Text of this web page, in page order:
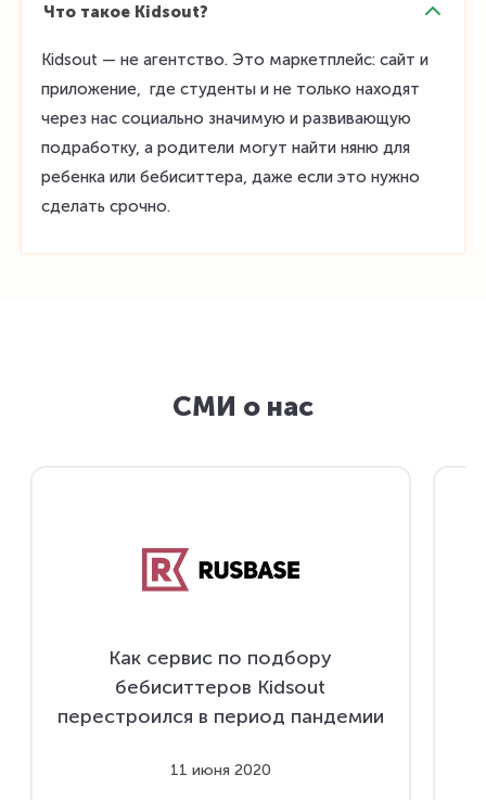
Что такое Kidsout?
Kidsout — не агентство. Это маркетплейс: сайт и
приложение, где студенты и не только находят
через нас социально значимую и развивающую
подработку, а родители могут найти няню для
ребенка или бебиситтера, даже если это нужно
сделать срочно.
СМИ о нас
Как сервис по подбору
бебиситтеров Kidsout
перестроился в период пандемии
11 июня 2020